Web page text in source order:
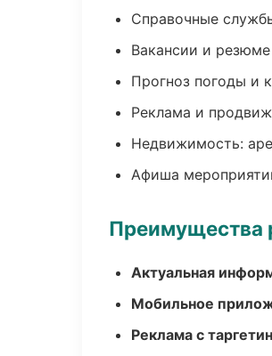
Справочные
Вакансии и резюме
Прогноз погоды и
Реклама и
Недвижимость:
Афиша
Преимущества
Актуальная
Мобильное
Реклама с